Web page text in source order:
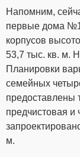
Напомним,
первые дома
корпусов
53,7 тыс. кв. м.
Планировки
семейных
предоставлены
предчистовая и
м.